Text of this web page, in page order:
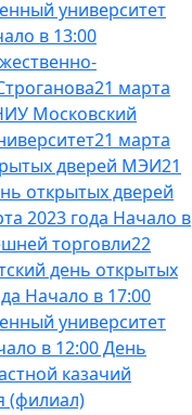
университет
в 13:00
21 марта
Московский
21 марта
дверей МЭИ21
открытых дверей
2023 года Начало в
торговли22
день открытых
Начало в 17:00
университет
в 12:00 День
казачий
(филиал)